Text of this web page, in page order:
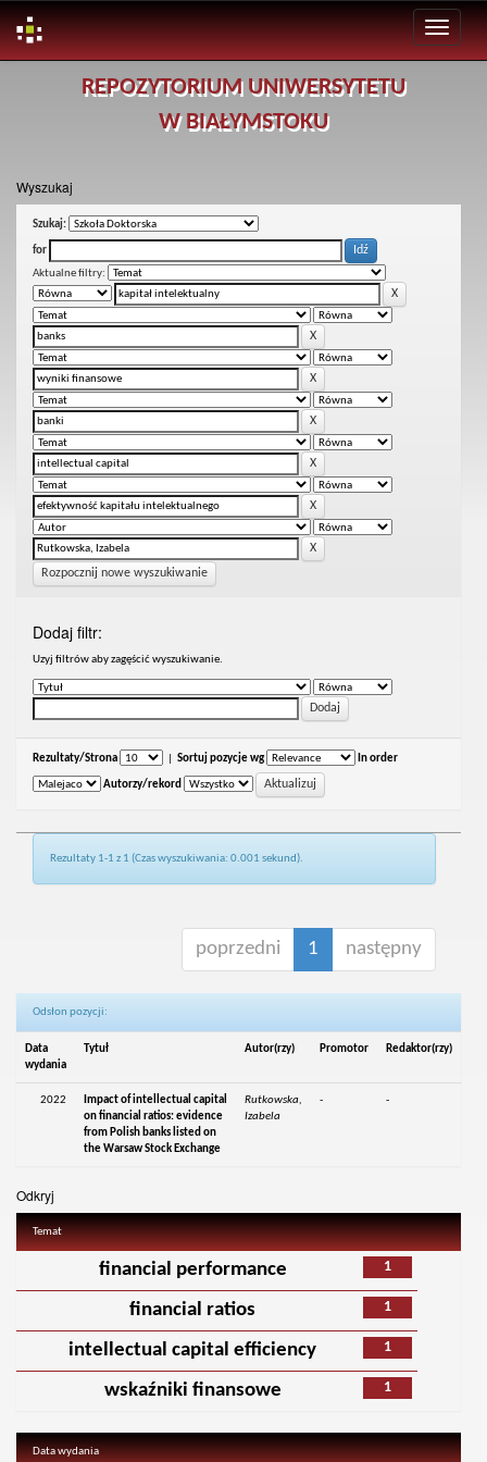
REPOZYTORIUM UNIWERSYTETU
W BIAŁYMSTOKU
Wyszukaj
Szukaj:
for
Aktualne filtry:
Rozpocznij nowe wyszukiwanie
Dodaj filtr:
Uzyj filtrów aby zagęścić wyszukiwanie.
Rezultaty/Strona Sortuj pozycje wg In order
Autorzy/rekord
Rezultaty 1-1 z 1 (Czas wyszukiwania: 0.001 sekund).
poprzedni 1 następny
Odsłon pozycji:
Data
wydania
Tytuł Autor(rzy) Promotor Redaktor(rzy)
2022
Impact of intellectual capital
on financial ratios: evidence
from Polish banks listed on
the Warsaw Stock Exchange
Rutkowska,
Izabela
- -
Odkryj
Temat
1
financial performance
1
financial ratios
1
intellectual capital efficiency
1
wskaźniki finansowe
Data wydania